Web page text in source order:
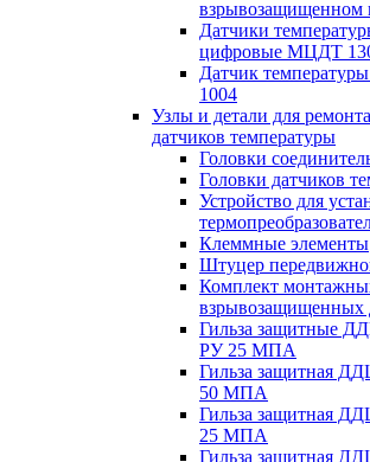
взрывозащищенном
Датчики
цифровые МЦДТ
Датчик
1004
Узлы и детали для
датчиков температуры
Головки
Головки датчиков
Устройство для
Клеммные элементы
Штуцер
Комплект
взрывозащищенных
Гильза защитные
РУ 25 МПА
Гильза защитная
50 МПА
Гильза защитная
25 МПА
Гильза защитная